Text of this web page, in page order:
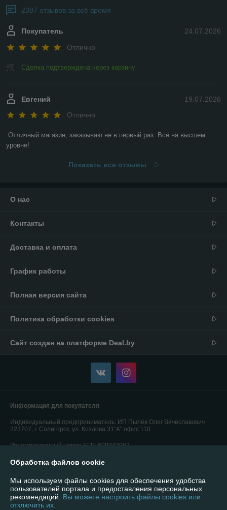
2387 отзывов за всё время
24.07.2026
Покупатель
Отлично
Сделка подтверждена через корзину
19.07.2026
Евгений
Отлично
Отличный магазин, заказываю не в первый раз. Всё на высшем
уровне!
Показать все отзывы
О нас
Контакты
Доставка и оплата
График работы
Полная версия сайта
Политика обработки cookies
Сайт создан на платформе Deal.by
Информация для покупателя
Индивидуальный предприниматель: ИП Пылёв Олег Вячеславович
223707, г. Солигорск, ул. Козлова 31"А" офис 110
Регистрационный номер ЕГР: 600342962
УНП: 600342962
Регистрационный орган: Солигорский РИК
Дата регистрации компании: 09.09.2015
Обработка файлов cookie
Мы используем файлы cookies для обеспечения удобства
пользователей портала и предоставления персональных
рекомендаций. Вы можете настроить файлы cookies или
отключить их.